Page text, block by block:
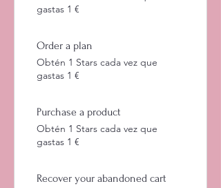
gastas 1 €
Order a plan
Obtén 1 Stars cada vez que
gastas 1 €
Purchase a product
Obtén 1 Stars cada vez que
gastas 1 €
Recover your abandoned cart